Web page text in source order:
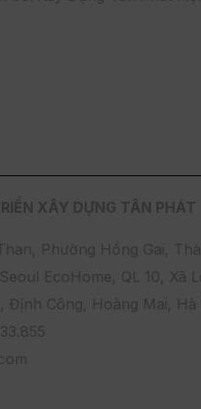
XÂY DỰNG TÂN PHÁT
Phường Hồng Gai,
EcoHome, QL 10, Xã
Định Công, Hoàng Mai, Hà